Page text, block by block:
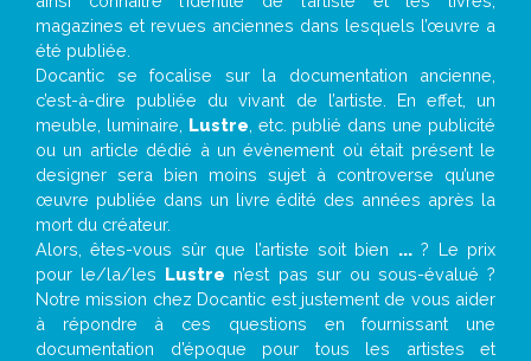
magazines et revues anciennes dans lesquels l’œuvre a
été publiée.
Docantic se focalise sur la documentation ancienne,
c’est-à-dire publiée du vivant de l’artiste. En effet, un
meuble, luminaire, Lustre , etc. publié dans une publicité
ou un article dédié à un évènement où était présent le
designer sera bien moins sujet à controverse qu’une
œuvre publiée dans un livre édité des années après la
mort du créateur.
Alors, êtes-vous sûr que l’artiste soit bien ...? Le prix
pour le/la/les Lustre n’est pas sur ou sous-évalué ?
Notre mission chez Docantic est justement de vous aider
à répondre à ces questions en fournissant une
documentation d’époque pour tous les artistes et